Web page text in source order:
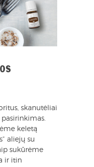
skanutėliai
keletą
aliejų su
sukūrėme
ir itin